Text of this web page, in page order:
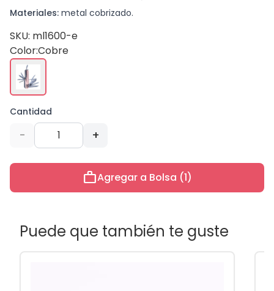
Materiales: metal cobrizado.
SKU: ml1600-e
Color:Cobre
Cantidad
- +
workAgregar a Bolsa (1)
Puede que también te guste